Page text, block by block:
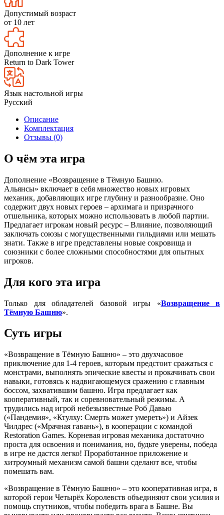
Допустимый возраст
от 10 лет
Дополнение к игре
Return to Dark Tower
Язык настольной игры
Русский
Описание
Комплектация
Отзывы (0)
О чём эта игра
Дополнение «Возвращение в Тёмную Башню.
Альянсы» включает в себя множество новых игровых
механик, добавляющих игре глубину и разнообразие. Оно
содержит двух новых героев – архимага и призрачного
отшельника, которых можно использовать в любой партии.
Предлагает игрокам новый ресурс – Влияние, позволяющий
заключать союзы с могущественными гильдиями или мешать
знати. Также в игре представлены новые сокровища и
союзники с более сложными способностями для опытных
игроков.
Для кого эта игра
Только для обладателей базовой игры «Возвращение в
Тёмную Башню».
Суть игры
«Возвращение в Тёмную Башню» – это двухчасовое
приключение для 1-4 героев, которым предстоит сражаться с
монстрами, выполнять эпические квесты и прокачивать свои
навыки, готовясь к надвигающемуся сражению с главным
боссом, захватившим башню. Игра предлагает как
кооперативный, так и соревновательный режимы. А
трудились над игрой небезызвестные Роб Давью
(«Пандемия», «Ктулху: Смерть может умереть») и Айзек
Чилдрес («Мрачная гавань»), в кооперации с командой
Restoration Games. Корневая игровая механика достаточно
проста для освоения и понимания, но, будьте уверены, победа
в игре не дастся легко! Проработанное приложение и
хитроумный механизм самой башни сделают все, чтобы
помешать вам.
«Возвращение в Тёмную Башню» – это кооперативная игра, в
которой герои Четырёх Королевств объединяют свои усилия и
помощь спутников, чтобы победить врага в Башне. Вы